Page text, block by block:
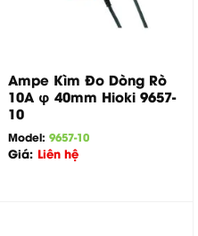
Ampe Kìm Đo Dòng Rò
10A φ 40mm Hioki 9657-
10
Model: 9657-10
Giá: Liên hệ